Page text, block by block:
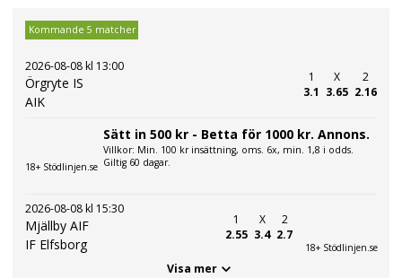
Kommande 5 matcher
2026-08-08 kl 13:00
Örgryte IS
AIK
1
3.1
X
3.65
2
2.16
18+ Stödlinjen.se
Sätt in 500 kr - Betta för 1000 kr. Annons.
Villkor: Min. 100 kr insättning, oms. 6x, min. 1,8 i odds.
Giltig 60 dagar.
2026-08-08 kl 15:30
Mjällby AIF
IF Elfsborg
1
2.55
X
3.4
2
2.7
18+ Stödlinjen.se
Visa mer